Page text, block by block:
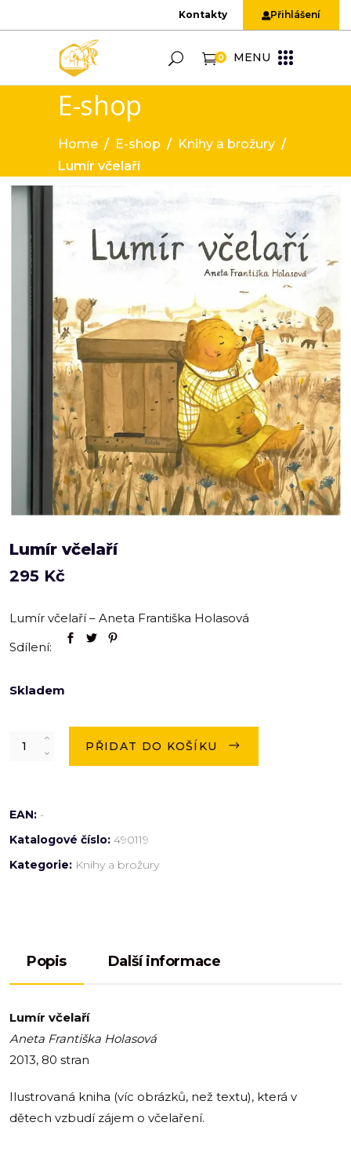
Kontakty Přihlášení
0 MENU
E-shop
Home / E-shop / Knihy a brožury /
Lumír včelaří
Lumír včelaří
295 Kč
Lumír včelaří – Aneta Františka Holasová
Sdílení:
Skladem
Quantity PŘIDAT DO KOŠÍKU
EAN: -
Katalogové číslo:490119
Kategorie: Knihy a brožury
Popis Další informace
Lumír včelaří
Aneta Františka Holasová
2013, 80 stran
Ilustrovaná kniha (víc obrázků, než textu), která v
dětech vzbudí zájem o včelaření.